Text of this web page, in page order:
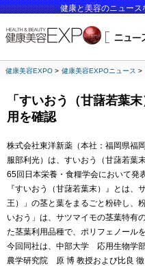
健康と美容のニュー
健康美容EXPO 健康美容EXPOニュース
「すいおう（甘藷若葉
用を確認
株式会社東洋新薬（本社：福岡県福
服部利光）は、すいおう（甘藷若葉
65回日本栄養・食糧学会において発
『すいおう（甘藷若葉末）』とは
王）」の茎と葉をまるごと粉砕し、
いおう」は、サツマイモの茎葉特有
た茎葉利用品種で、ポリフェノール
今回同社は、中部大学 応用生物学
農学研究院 原 博 教授および比良